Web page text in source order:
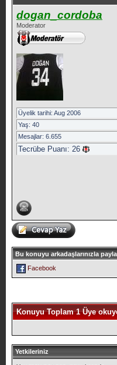
dogan_cordoba
Moderator
Üyelik tarihi: Aug 2006
Yaş: 40
Mesajlar: 6.655
Tecrübe Puanı: 26
Bu konuyu arkadaşlarınızla
Facebook
Konuyu Toplam 1 Üye
Yetkileriniz